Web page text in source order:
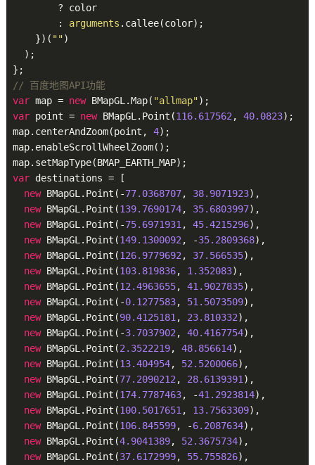
        ? color
        :
arguments .callee(color);
    })(
"")
  );
// 百度地图API功能
var map = new BMapGL.Map( "allmap"
var point = new BMapGL.Point(116.617562 , 40.0823);
map.centerAndZoom(point, 4);
map.enableScrollWheelZoom();
var destinations = [
new BMapGL.Point(-77.0368707, 38.9071923),
new BMapGL.Point(139.7690174, 35.6803997),
new BMapGL.Point(-75.6971931 , 45.4215296),
new BMapGL.Point(149.1300092 , -35.2809368),
new BMapGL.Point(126.9779692 , 37.566535),
new BMapGL.Point(103.819836, 1.352083),
new BMapGL.Point(12.4963655, 41.9027835),
new BMapGL.Point(-0.1277583, 51.5073509),
new BMapGL.Point(90.4125181 , 23.810332),
new BMapGL.Point(-3.7037902 , 40.4167754),
new BMapGL.Point(2.3522219, 48.856614),
new BMapGL.Point(13.404954, 52.5200066),
new BMapGL.Point(77.2090212 , 28.6139391 ),
new BMapGL.Point(174.7787463, -41.2923814),
new BMapGL.Point(100.5017651 , 13.7563309),
new BMapGL.Point(106.845599, -6.2087634),
new BMapGL.Point(4.9041389, 52.3675734),
new BMapGL.Point(37.6172999, 55.755826),